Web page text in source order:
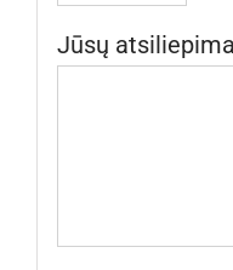
Jūsų